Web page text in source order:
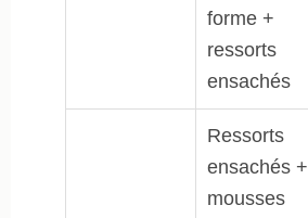
forme +
ressorts
ensachés
Ressorts
ensachés +
mousses